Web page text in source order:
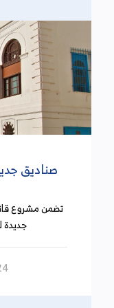
دفوعات. وكانت
دون تسجيل أية
التخلي رسميا
التي
صناديق
جديدة